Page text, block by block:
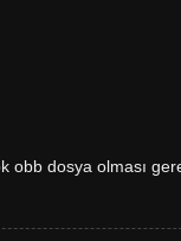
obb dosya olması